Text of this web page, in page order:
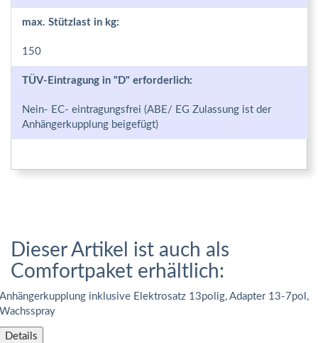
max. Stützlast in kg:
150
TÜV-Eintragung in "D" erforderlich:
Nein- EC- eintragungsfrei (ABE/ EG Zulassung ist der
Anhängerkupplung beigefügt)
Dieser Artikel ist auch als
Comfortpaket erhältlich:
Anhängerkupplung inklusive Elektrosatz 13polig, Adapter 13-7pol,
Wachsspray
Details